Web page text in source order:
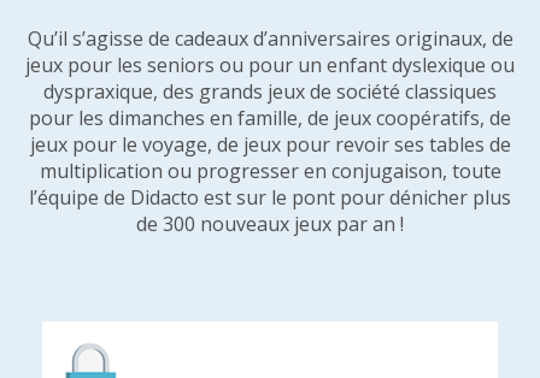
Qu’il s’agisse de cadeaux d’anniversaires originaux, de
jeux pour les seniors ou pour un enfant dyslexique ou
dyspraxique, des grands jeux de société classiques
pour les dimanches en famille, de jeux coopératifs, de
jeux pour le voyage, de jeux pour revoir ses tables de
multiplication ou progresser en conjugaison, toute
l’équipe de Didacto est sur le pont pour dénicher plus
de 300 nouveaux jeux par an !